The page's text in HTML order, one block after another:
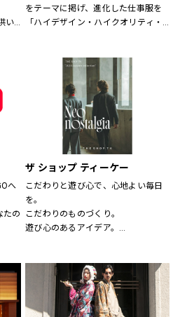
い
をテーマに掲げ、進化した仕事服を
「ハイデザイン・ハイクオリティ・
しいビジネスユースな仕事服として
提案しています。
“選ぶ・着る・楽しむ”をテーマに
「合理的に選ぶ事」「楽しく選ぶ
事」その両者がまったく矛盾しない
事を証明する、スーツの新しい買い
方そのものをデザインしたショップ
です。
へ
たの
ザ ショップ ティーケー
こだわりと遊び心で、心地よい毎日
を。
こだわりのものづくり。
遊び心のあるアイデア。
THE SHOP TKは、心地よい毎日をデ
ザインします。